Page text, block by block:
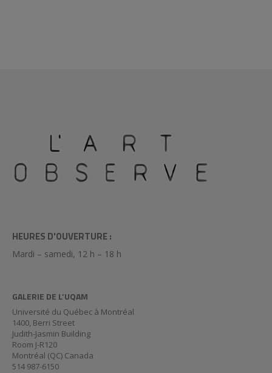
HEURES D'OUVERTURE :
Mardi – samedi, 12 h – 18 h
GALERIE DE L’UQAM
Université du Québec à Montréal
1400, Berri Street
Judith-Jasmin Building
Room J-R120
Montréal (QC) Canada
514 987-6150